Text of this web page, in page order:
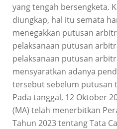
yang tengah bersengketa.
diungkap, hal itu semata
menegakkan putusan
pelaksanaan putusan
pelaksanaan putusan
mensyaratkan adanya
tersebut sebelum putusan
Pada tanggal, 12 Oktober
(MA) telah menerbitkan
Tahun 2023 tentang Tata